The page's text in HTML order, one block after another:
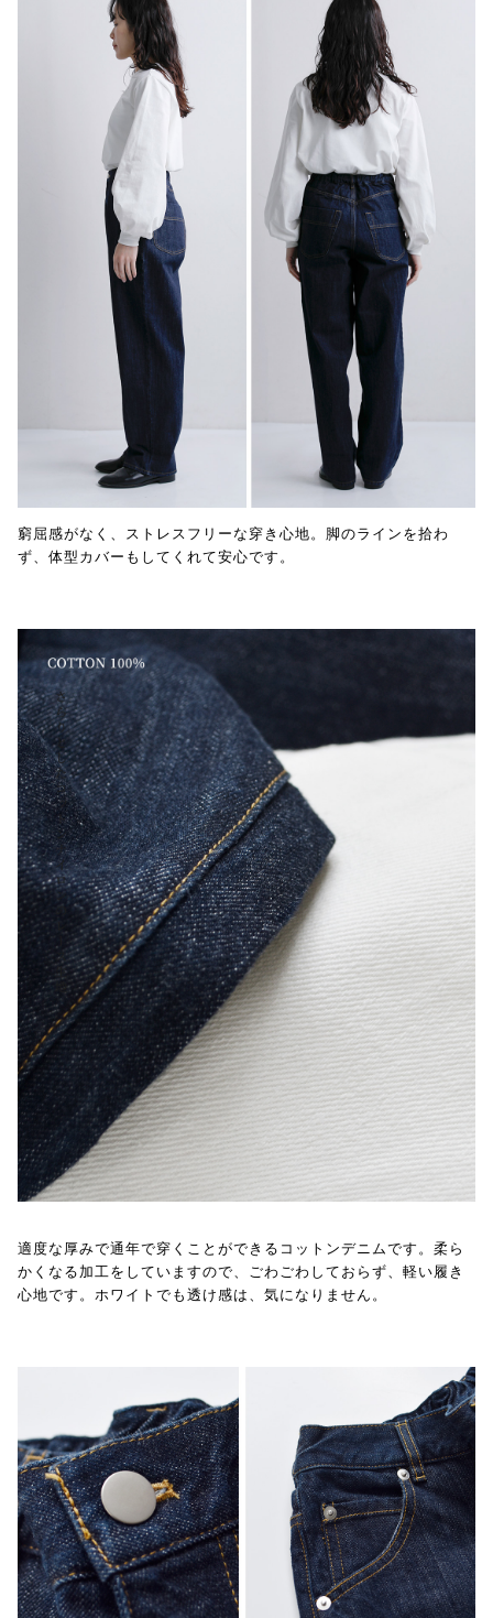
窮屈感がなく、ストレスフリーな穿き心地。脚のラインを拾わ
ず、体型カバーもしてくれて安心です。
適度な厚みで通年で穿くことができるコットンデニムです。柔ら
かくなる加工をしていますので、ごわごわしておらず、軽い履き
心地です。ホワイトでも透け感は、気になりません。